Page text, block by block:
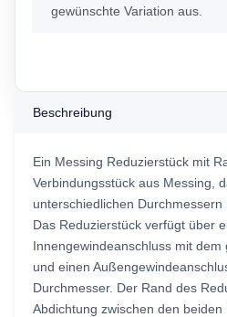
gewünschte Variation aus.
Beschreibung
Ein Messing Reduzierstück mit
Verbindungsstück aus Messing,
unterschiedlichen Durchmessern
Das Reduzierstück verfügt über
Innengewindeanschluss mit
und einen
Durchmesser. Der Rand des
Abdichtung zwischen den beiden